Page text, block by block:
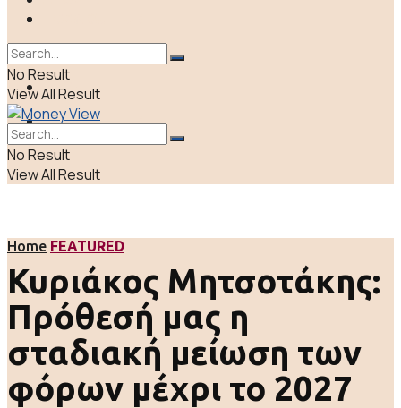
ΕΛΛΑΔΑ
ΑΠΟΨΕΙΣ
LIFE & CULTURE
No Result
View All Result
No Result
View All Result
Home FEATURED
Κυριάκος Μητσοτάκης:
Πρόθεσή μας η
σταδιακή μείωση των
φόρων μέχρι το 2027